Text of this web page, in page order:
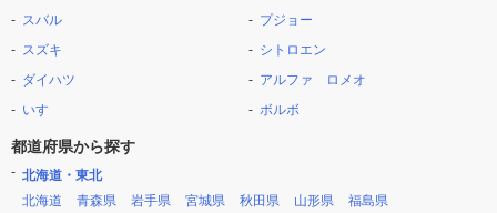
スバル
スズキ
ダイハツ
いすゞ
プジョー
シトロエン
アルファ ロメオ
ボルボ
都道府県から探す
北海道・東北
北海道
青森県 岩手県 宮城県 秋田県 山形県 福島県